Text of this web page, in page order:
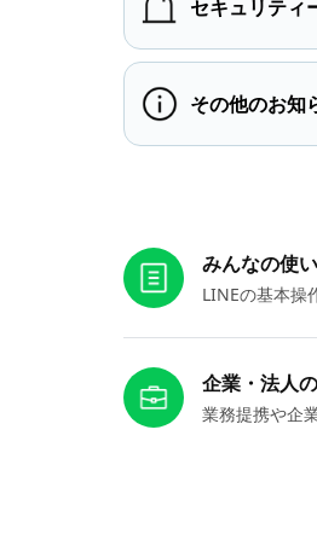
セキュリティ
その他のお知
みんなの使
LINEの基本操
企業・法人
業務提携や企